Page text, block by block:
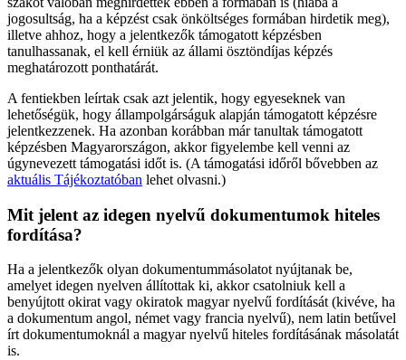
jogosultság, ha a képzést csak önköltséges formában hirdetik meg),
illetve ahhoz, hogy a jelentkezők támogatott képzésben
tanulhassanak, el kell érniük az állami ösztöndíjas képzés
meghatározott ponthatárát.
A fentiekben leírtak csak azt jelentik, hogy egyeseknek van
lehetőségük, hogy állampolgárságuk alapján támogatott képzésre
jelentkezzenek. Ha azonban korábban már tanultak támogatott
képzésben Magyarországon, akkor figyelembe kell venni az
úgynevezett támogatási időt is. (A támogatási időről bővebben az
aktuális Tájékoztatóban lehet olvasni.)
Mit jelent az idegen nyelvű dokumentumok hiteles
fordítása?
Ha a jelentkezők olyan dokumentummásolatot nyújtanak be,
amelyet idegen nyelven állítottak ki, akkor csatolniuk kell a
benyújtott okirat vagy okiratok magyar nyelvű fordítását (kivéve, ha
a dokumentum angol, német vagy francia nyelvű), nem latin betűvel
írt dokumentumoknál a magyar nyelvű hiteles fordításának másolatát
is.